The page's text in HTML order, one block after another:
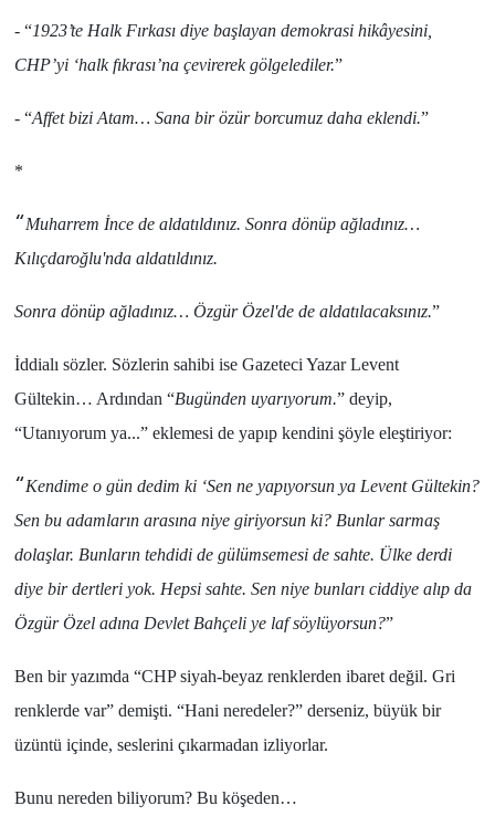
- “1923’te Halk Fırkası diye başlayan demokrasi hikâyesini,
CHP’yi ‘halk fıkrası’na çevirerek gölgelediler.”
-“Affet bizi Atam… Sana bir özür borcumuz daha eklendi.”
*
“Muharrem İnce de aldatıldınız. Sonra dönüp ağladınız…
Kılıçdaroğlu'nda aldatıldınız.
Sonra dönüp ağladınız… Özgür Özel'de de aldatılacaksınız.”
İddialı sözler. Sözlerin sahibi ise Gazeteci Yazar Levent
Gültekin… Ardından “Bugünden uyarıyorum.” deyip,
“Utanıyorum ya...” eklemesi de yapıp kendini şöyle eleştiriyor:
“Kendime o gün dedim ki ‘Sen ne yapıyorsun ya Levent Gültekin?
Sen bu adamların arasına niye giriyorsun ki? Bunlar sarmaş
dolaşlar. Bunların tehdidi de gülümsemesi de sahte. Ülke derdi
diye bir dertleri yok. Hepsi sahte. Sen niye bunları ciddiye alıp da
Özgür Özel adına Devlet Bahçeli ye laf söylüyorsun?”
Ben bir yazımda “CHP siyah-beyaz renklerden ibaret değil. Gri
renklerde var” demişti. “Hani neredeler?” derseniz, büyük bir
üzüntü içinde, seslerini çıkarmadan izliyorlar.
Bunu nereden biliyorum? Bu köşeden…